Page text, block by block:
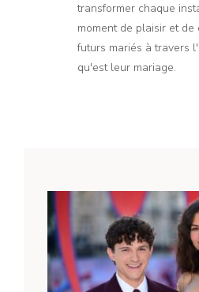
transformer chaque
moment de plaisir et
futurs mariés à travers
qu'est leur mariage.